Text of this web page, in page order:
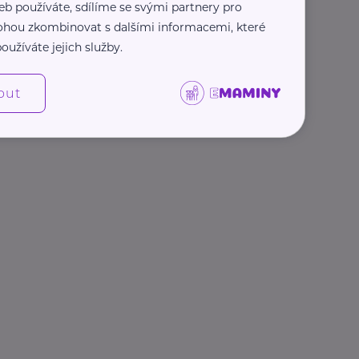
používáte, sdílíme se svými partnery pro
zkombinovat s dalšími informacemi, které
jejich služby.